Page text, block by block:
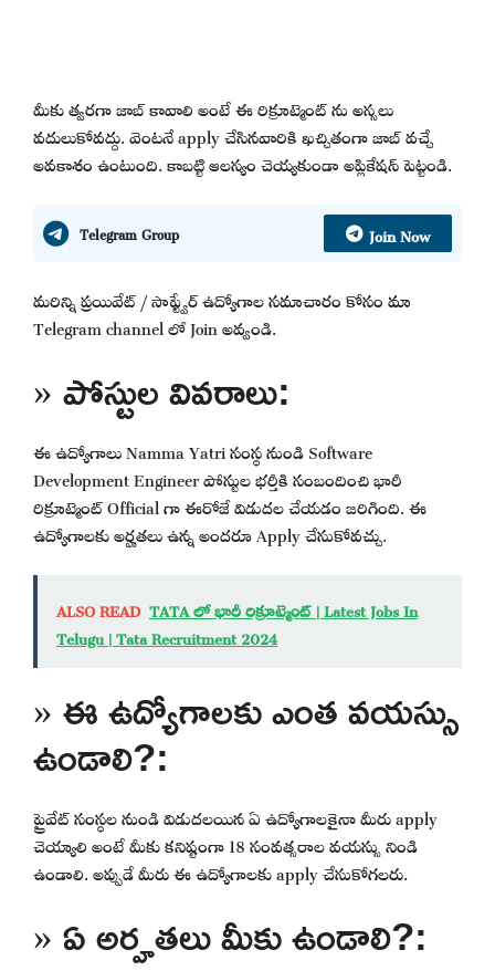
మీకు త్వరగా జాబ్ కావాలి అంటే ఈ రిక్రూట్మెంట్ ను అస్సలు
వదులుకోవద్దు. వెంటనే apply చేసినవారికి ఖచ్చితంగా జాబ్ వచ్చే
అవకాశం ఉంటుంది. కాబట్టి ఆలస్యం చెయ్యకుండా అప్లికేషన్ పెట్టండి.
Telegram Group Join Now
మరిన్ని ప్రయివేట్ / సాఫ్ట్వేర్ ఉద్యోగాల సమాచారం కోసం మా
Telegram channel లో Join అవ్వండి.
» పోస్టుల వివరాలు:
ఈ ఉద్యోగాలు Namma Yatri సంస్థ నుండి Software
Development Engineer పోస్టుల భర్తీకి సంబందించి భారీ
రిక్రూట్మెంట్ Official గా ఈరోజే విడుదల చేయడం జరిగింది. ఈ
ఉద్యోగాలకు అర్హతలు ఉన్న అందరూ Apply చేసుకోవచ్చు.
ALSO READ TATA లో భారీ రిక్రూట్మెంట్ | Latest Jobs In
Telugu | Tata Recruitment 2024
» ఈ ఉద్యోగాలకు ఎంత వయస్సు
ఉండాలి?:
ప్రైవేట్ సంస్థల నుండి విడుదలయిన ఏ ఉద్యోగాలకైనా మీరు apply
చెయ్యాలి అంటే మీకు కనిష్టంగా 18 సంవత్సరాల వయస్సు నిండి
ఉండాలి. అప్పుడే మీరు ఈ ఉద్యోగాలకు apply చేసుకోగలరు.
» ఏ అర్హతలు మీకు ఉండాలి?: